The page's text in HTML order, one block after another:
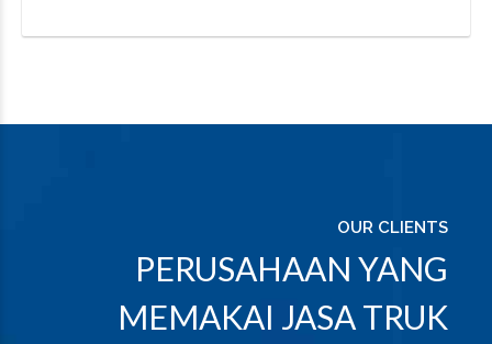
OUR CLIENTS
PERUSAHAAN YANG
MEMAKAI JASA TRUK